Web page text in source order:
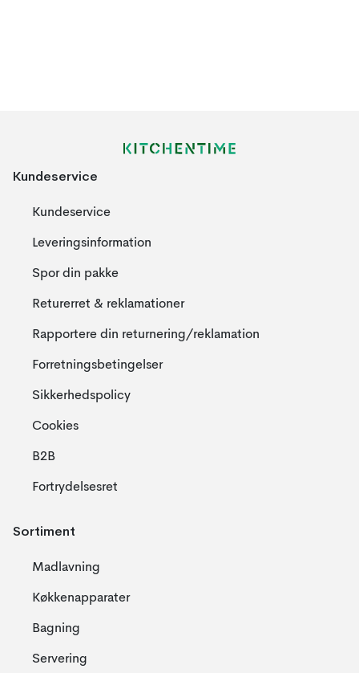
Kundeservice
Kundeservice
Leveringsinformation
Spor din pakke
Returerret & reklamationer
Rapportere din returnering/reklamation
Forretningsbetingelser
Sikkerhedspolicy
Cookies
B2B
Fortrydelsesret
Sortiment
Madlavning
Køkkenapparater
Bagning
Servering